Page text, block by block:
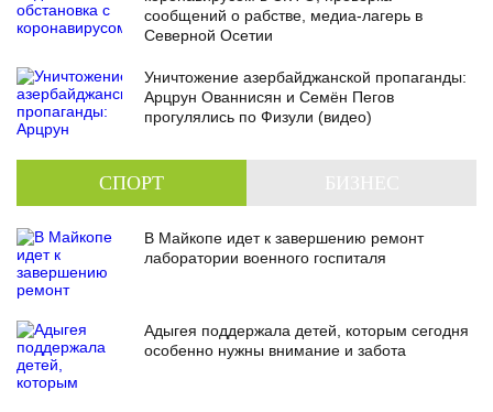
сообщений о рабстве, медиа-лагерь в
Северной Осетии
Уничтожение азербайджанской пропаганды:
Арцрун Ованнисян и Семён Пегов
прогулялись по Физули (видео)
СПОРТ
В Майкопе идет к завершению ремонт
лаборатории военного госпиталя
Адыгея поддержала детей, которым сегодня
особенно нужны внимание и забота